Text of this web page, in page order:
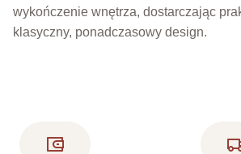
wykończenie wnętrza, dostarczając
klasyczny, ponadczasowy design.